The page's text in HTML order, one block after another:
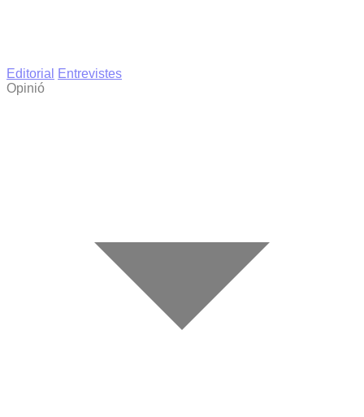
Editorial
Entrevistes
Opinió